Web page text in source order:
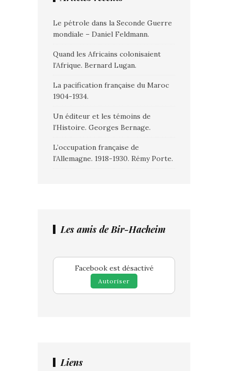
Le pétrole dans la Seconde Guerre
mondiale – Daniel Feldmann.
Quand les Africains colonisaient
l’Afrique. Bernard Lugan.
La pacification française du Maroc
1904-1934.
Un éditeur et les témoins de
l’Histoire. Georges Bernage.
L’occupation française de
l’Allemagne. 1918-1930. Rémy Porte.
Les amis de Bir-Hacheim
Facebook est désactivé
Autoriser
Liens